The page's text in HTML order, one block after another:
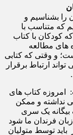
را بشناسیم و
که متناسب با
کودکان با کتاب
های مطالعه
و وقتی که کتابی
ارتباط برقرار
امروزه کتاب های
نداشته و ممکن
بیگانه یک سری
فرندان ما شود
باید توسط متولیان